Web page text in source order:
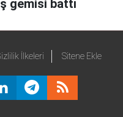
gemisi battı
İlkeleri Sitene Ekle